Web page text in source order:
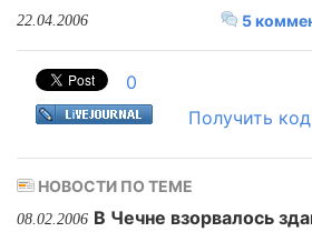
5
22.04.2006
0
Получить код
НОВОСТИ ПО ТЕМЕ
08.02.2006 В Чечне взорвалось